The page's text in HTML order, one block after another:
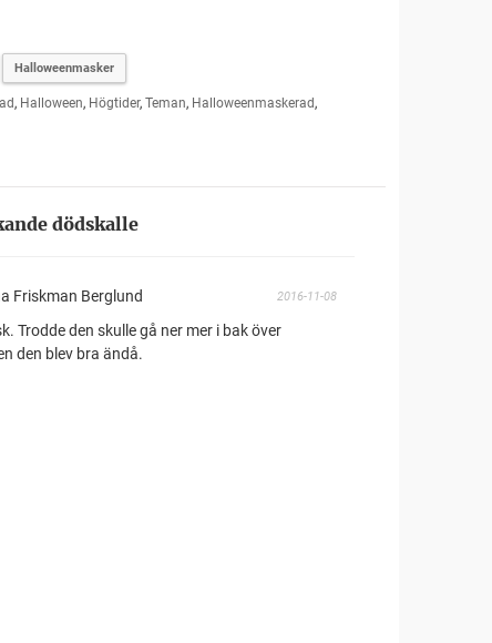
Halloweenmasker
, Halloween, Högtider, Teman, Halloweenmaskerad,
dödskalle
Friskman Berglund 2016-11-08
Trodde den skulle gå ner mer i bak över
den blev bra ändå.